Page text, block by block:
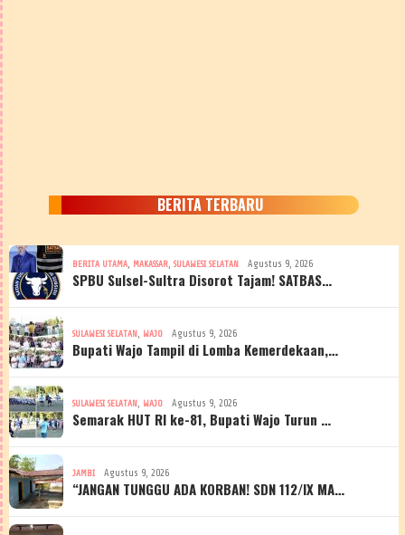
BERITA TERBARU
BERITA UTAMA, MAKASSAR, SULAWESI SELATAN Agustus 9, 2026
SPBU Sulsel-Sultra Disorot Tajam! SATBAS…
SULAWESI SELATAN, WAJO Agustus 9, 2026
Bupati Wajo Tampil di Lomba Kemerdekaan,…
SULAWESI SELATAN, WAJO Agustus 9, 2026
Semarak HUT RI ke-81, Bupati Wajo Turun …
JAMBI Agustus 9, 2026
“JANGAN TUNGGU ADA KORBAN! SDN 112/IX MA…